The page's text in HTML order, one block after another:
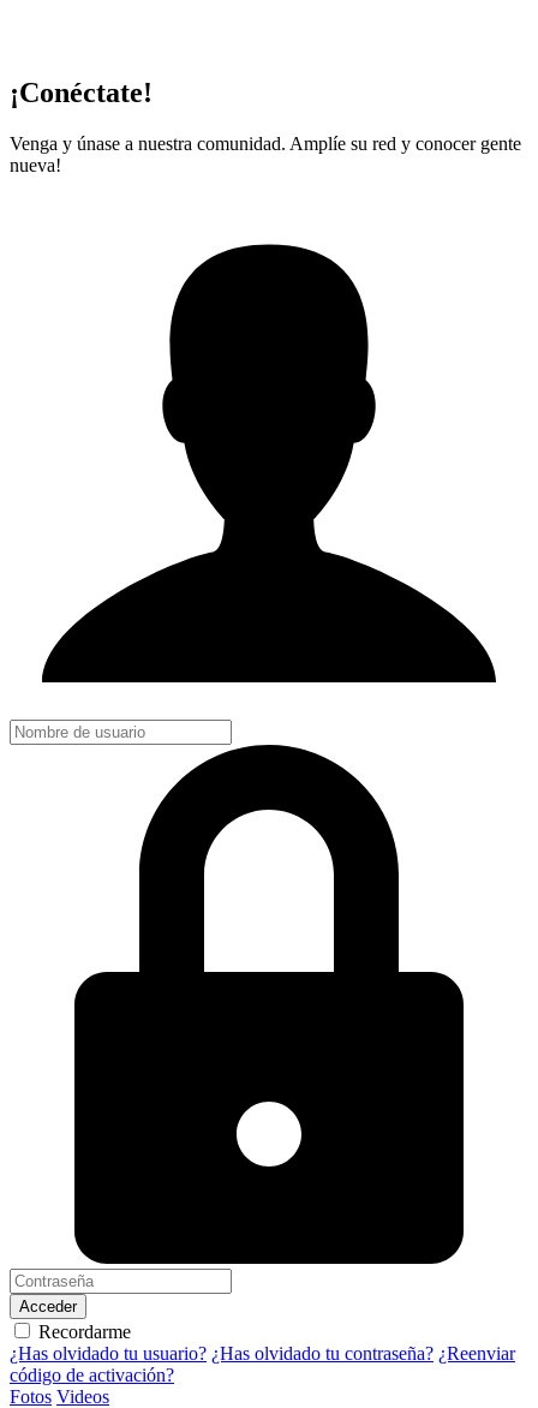
¡Conéctate!
Venga y únase a nuestra comunidad. Amplíe su red y conocer gente
nueva!
Acceder
Recordarme
¿Has olvidado tu usuario? ¿Has olvidado tu contraseña? ¿Reenviar
código de activación?
Fotos Videos